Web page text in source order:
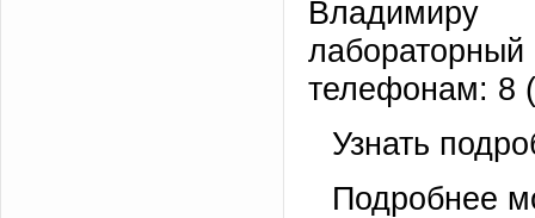
Владимиру
телефонам: 8
Узнать
Подробнее